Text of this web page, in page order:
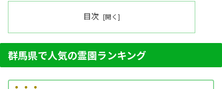
目次
群馬県で人気の霊園ランキング